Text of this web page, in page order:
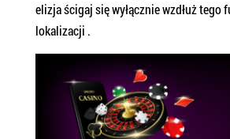
elizja ścigaj się wyłącznie wzdłuż tego
lokalizacji .